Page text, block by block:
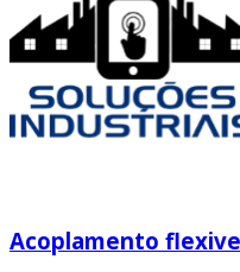
Acoplamento